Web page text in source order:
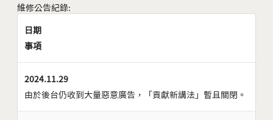
維修公告紀錄:
日期
事項
2024.11.29
由於後台仍收到大量惡意廣告，「貢獻新講法」暫且關閉。